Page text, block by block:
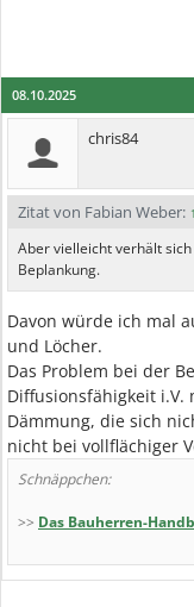
08.10.2025
chris84
Zitat von Fabian Weber: ↑
Aber vielleicht verhält
Beplankung.
Davon würde ich mal
und Löcher.
Das Problem bei der
Diffusionsfähigkeit i.V.
Dämmung, die sich
nicht bei vollflächiger
Schnäppchen:
>> Das Bauherren-